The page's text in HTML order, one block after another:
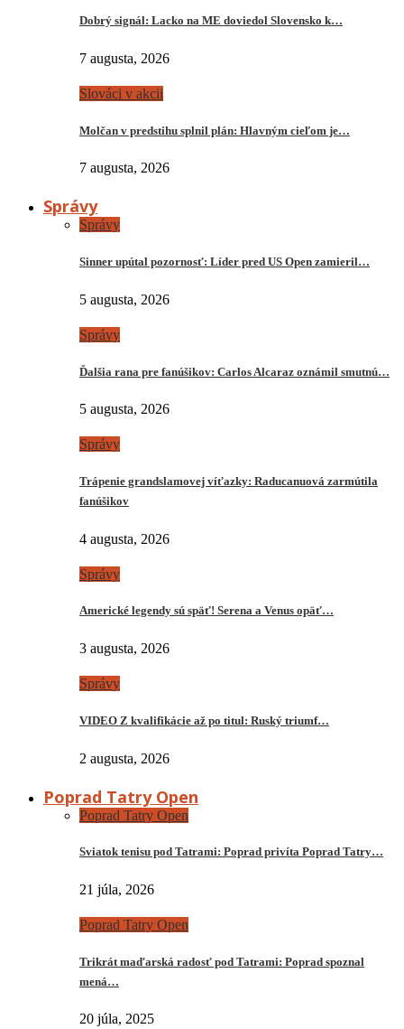
Dobrý signál: Lacko na ME doviedol Slovensko k…
7 augusta, 2026
Slováci v akcii
Molčan v predstihu splnil plán: Hlavným cieľom je…
7 augusta, 2026
Správy
Správy
Sinner upútal pozornosť: Líder pred US Open zamieril…
5 augusta, 2026
Správy
Ďalšia rana pre fanúšikov: Carlos Alcaraz oznámil smutnú…
5 augusta, 2026
Správy
Trápenie grandslamovej víťazky: Raducanuová zarmútila
fanúšikov
4 augusta, 2026
Správy
Americké legendy sú späť! Serena a Venus opäť…
3 augusta, 2026
Správy
VIDEO Z kvalifikácie až po titul: Ruský triumf…
2 augusta, 2026
Poprad Tatry Open
Poprad Tatry Open
Sviatok tenisu pod Tatrami: Poprad privíta Poprad Tatry…
21 júla, 2026
Poprad Tatry Open
Trikrát maďarská radosť pod Tatrami: Poprad spoznal
mená…
20 júla, 2025